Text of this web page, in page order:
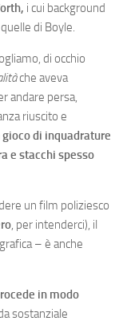
i cui background
di Boyle.
di occhio
che aveva
andare persa,
riuscito e
gioco di inquadrature
e stacchi spesso
un film poliziesco
, per intenderci), il
– è anche
in modo
sostanziale